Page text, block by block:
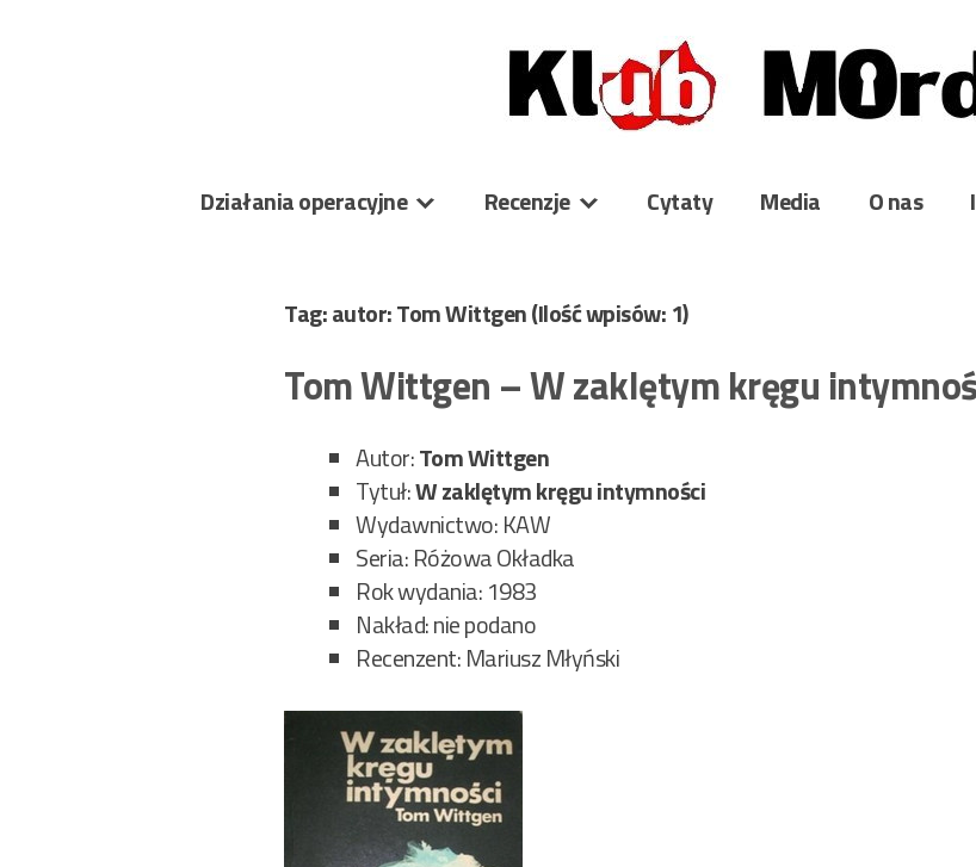
Działania operacyjne Recenzje Cytaty Media O nas
Tag: autor: Tom Wittgen(Ilość wpisów: 1)
Tom Wittgen – W zaklętym kręgu
Autor:Tom Wittgen
Tytuł:W zaklętym kręgu intymności
Wydawnictwo: KAW
Seria: Różowa Okładka
Rok wydania: 1983
Nakład: nie podano
Recenzent: Mariusz Młyński